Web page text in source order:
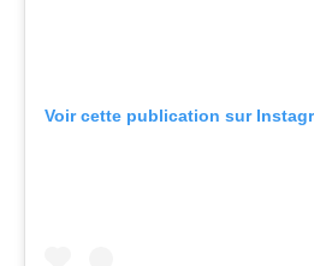
Voir cette publication sur